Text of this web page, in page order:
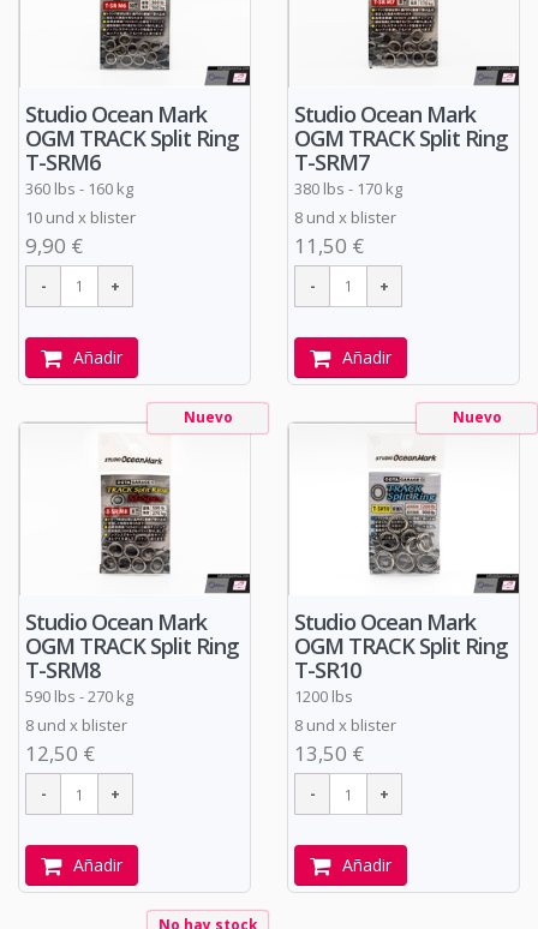
Studio Ocean Mark
OGM TRACK Split Ring
T-SRM6
360 lbs - 160 kg
10 und x blister
9,90 €
Añadir
Studio Ocean Mark
OGM TRACK Split Ring
T-SRM7
380 lbs - 170 kg
8 und x blister
11,50 €
Añadir
Nuevo
Studio Ocean Mark
OGM TRACK Split Ring
T-SRM8
590 lbs - 270 kg
8 und x blister
12,50 €
Añadir
Nuevo
Studio Ocean Mark
OGM TRACK Split Ring
T-SR10
1200 lbs
8 und x blister
13,50 €
Añadir
No hay stock